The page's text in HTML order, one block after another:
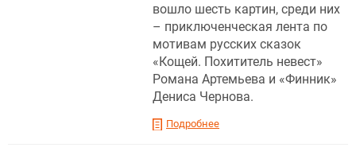
вошло шесть картин, среди них
– приключенческая лента по
мотивам русских сказок
«Кощей. Похититель невест»
Романа Артемьева и «Финник»
Дениса Чернова.
Подробнее